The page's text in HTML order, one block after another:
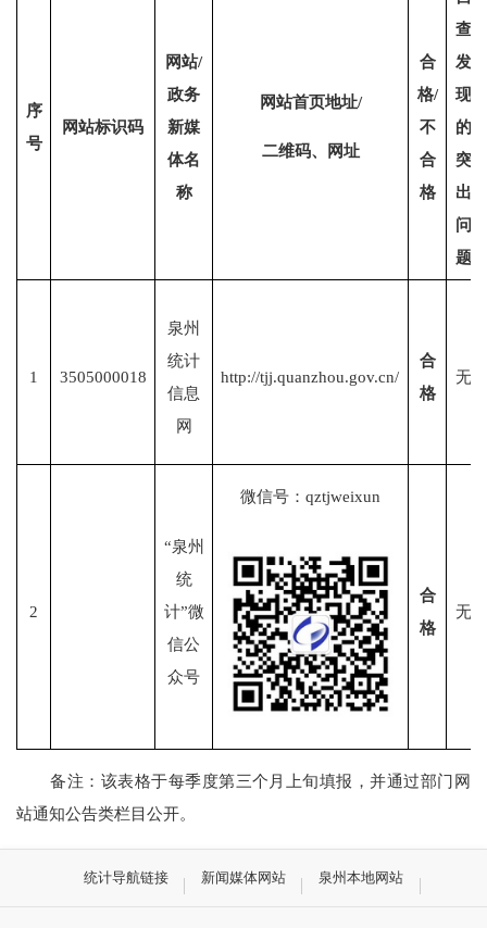
序
号
网站标识码
网站/
政务
新媒
体名
称
网站首页地址/
二维码、网址
合
格/
不
合
格
查
发
现
的
突
出
问
题
1 3505000018
泉州
统计
信息
网
http://tjj.quanzhou.gov.cn/
合
格
无
2
“泉州
统
计”微
信公
众号
微信号：qztjweixun
合
格
无
备注：该表格于每季度第三个月上旬填报，并通过部门网
站通知公告类栏目公开。
统计导航链接 新闻媒体网站 泉州本地网站